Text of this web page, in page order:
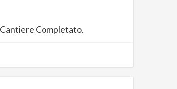
Cantiere Completato.